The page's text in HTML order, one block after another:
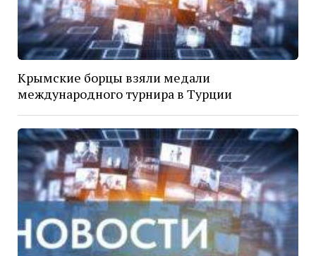
Крымские борцы взяли медали
международного турнира в Турции